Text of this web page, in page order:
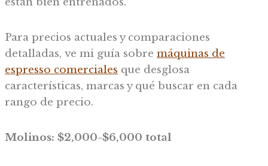
Para precios actuales y comparaciones
detalladas, ve mi guía sobre máquinas de
espresso comerciales que desglosa
características, marcas y qué buscar en cada
rango de precio.
Molinos: $2,000-$6,000 total